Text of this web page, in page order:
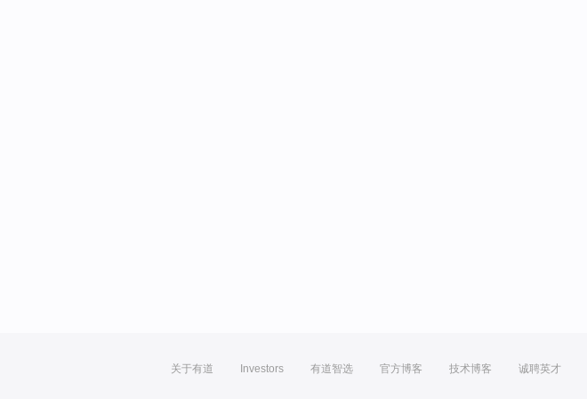
关于有道 Investors 有道智选 官方博客 技术博客 诚聘英才